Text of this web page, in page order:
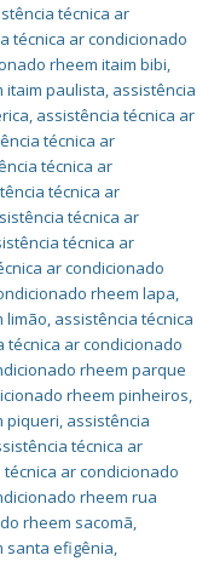
técnica ar
técnica ar condicionado
rheem itaim bibi,
itaim paulista, assistência
, assistência técnica ar
técnica ar
técnica ar
técnica ar
técnica ar
técnica ar
ar condicionado
rheem lapa,
limão, assistência técnica
técnica ar condicionado
rheem parque
rheem pinheiros,
piqueri, assistência
técnica ar
ar condicionado
rheem rua
rheem sacomã,
santa efigênia,